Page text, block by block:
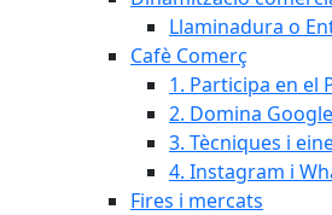
Llaminadura o
Cafè Comerç
1. Participa en el
2. Domina
3. Tècniques i
4. Instagram i
Fires i mercats